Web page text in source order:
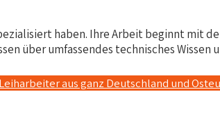
haben. Ihre Arbeit beginnt mit
über umfassendes technisches Wissen
Leiharbeiter aus ganz Deutschland und